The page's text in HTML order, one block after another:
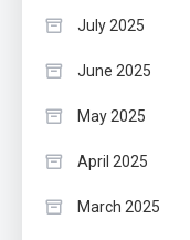
July 2025
June 2025
May 2025
April 2025
March 2025